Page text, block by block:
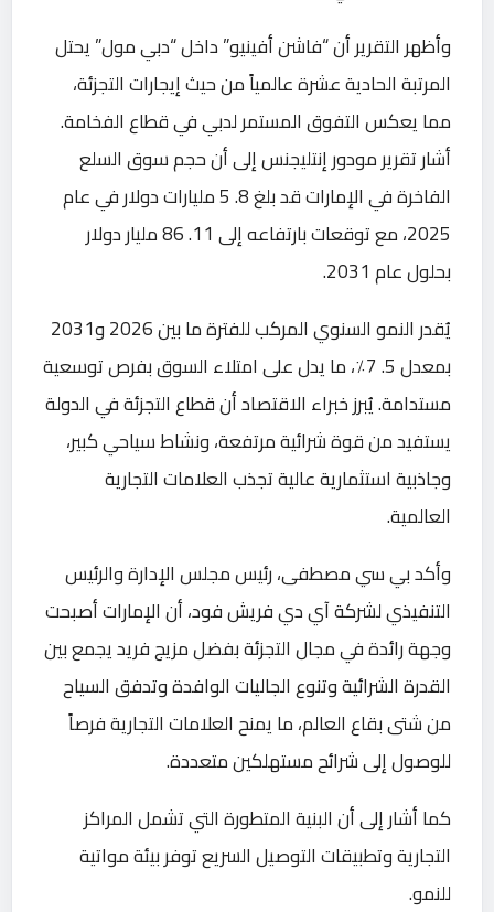
وأظهر التقرير أن “فاشن أفينيو” داخل “دبي مول” يحتل
المرتبة الحادية عشرة عالمياً من حيث إيجارات التجزئة،
مما يعكس التفوق المستمر لدبي في قطاع الفخامة.
أشار تقرير مودور إنتليجنس إلى أن حجم سوق السلع
الفاخرة في الإمارات قد بلغ 8. 5 مليارات دولار في عام
2025، مع توقعات بارتفاعه إلى 11. 86 مليار دولار
بحلول عام 2031.
يُقدر النمو السنوي المركب للفترة ما بين 2026 و2031
بمعدل 5. 7٪، ما يدل على امتلاء السوق بفرص توسعية
مستدامة. يُبرز خبراء الاقتصاد أن قطاع التجزئة في الدولة
يستفيد من قوة شرائية مرتفعة، ونشاط سياحي كبير،
وجاذبية استثمارية عالية تجذب العلامات التجارية
العالمية.
وأكد بي سي مصطفى، رئيس مجلس الإدارة والرئيس
التنفيذي لشركة آي دي فريش فود، أن الإمارات أصبحت
وجهة رائدة في مجال التجزئة بفضل مزيج فريد يجمع بين
القدرة الشرائية وتنوع الجاليات الوافدة وتدفق السياح
من شتى بقاع العالم، ما يمنح العلامات التجارية فرصاً
للوصول إلى شرائح مستهلكين متعددة.
كما أشار إلى أن البنية المتطورة التي تشمل المراكز
التجارية وتطبيقات التوصيل السريع توفر بيئة مواتية
للنمو.